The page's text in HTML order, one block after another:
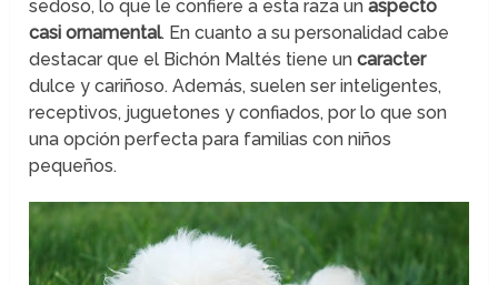
sedoso, lo que le confiere a esta raza un aspecto
casi ornamental. En cuanto a su personalidad cabe
destacar que el Bichón Maltés tiene uncaracter
dulce y cariñoso. Además, suelen ser inteligentes,
receptivos, juguetones y confiados, por lo que son
una opción perfecta para familias con niños
pequeños.